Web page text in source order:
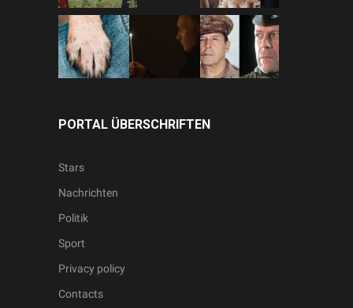
PORTAL ÜBERSCHRIFTEN
Stars
Nachrichten
Politik
Sport
Privacy policy
Contacts